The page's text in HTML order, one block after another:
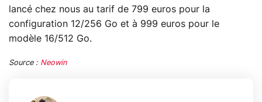
lancé chez nous au tarif de 799 euros pour la
configuration 12/256 Go et à 999 euros pour le
modèle 16/512 Go.
Source : Neowin